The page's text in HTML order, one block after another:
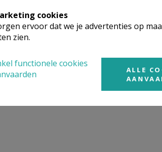
in of nabijLanden - Laar
cookies
ervoor dat we je advertenties op
zien.
functionele cookies
ALLE